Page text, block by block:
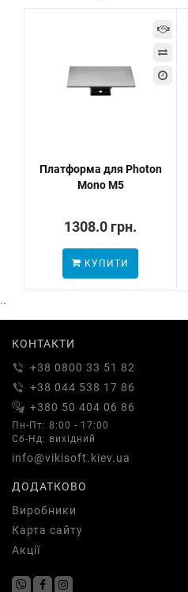
Платформа для Photon
Mono M5
1308.0 грн.
КУПИТИ
..
КОНТАКТИ
+38 0800 33 51 82
+38 044 538 17 86
+380 50 404 06 86
Пн-Пт: 8:00 - 17:00
Сб-Нд: вихідний
info@vikisoft.kiev.ua
ДОДАТКОВО
Виробники
Карта сайту
Акції